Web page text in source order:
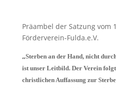
Präambel der Satzung vom
Förderverein-Fulda.e.V.
„Sterben an der Hand, nicht
ist unser Leitbild. Der Verein
christlichen Auffassung zur